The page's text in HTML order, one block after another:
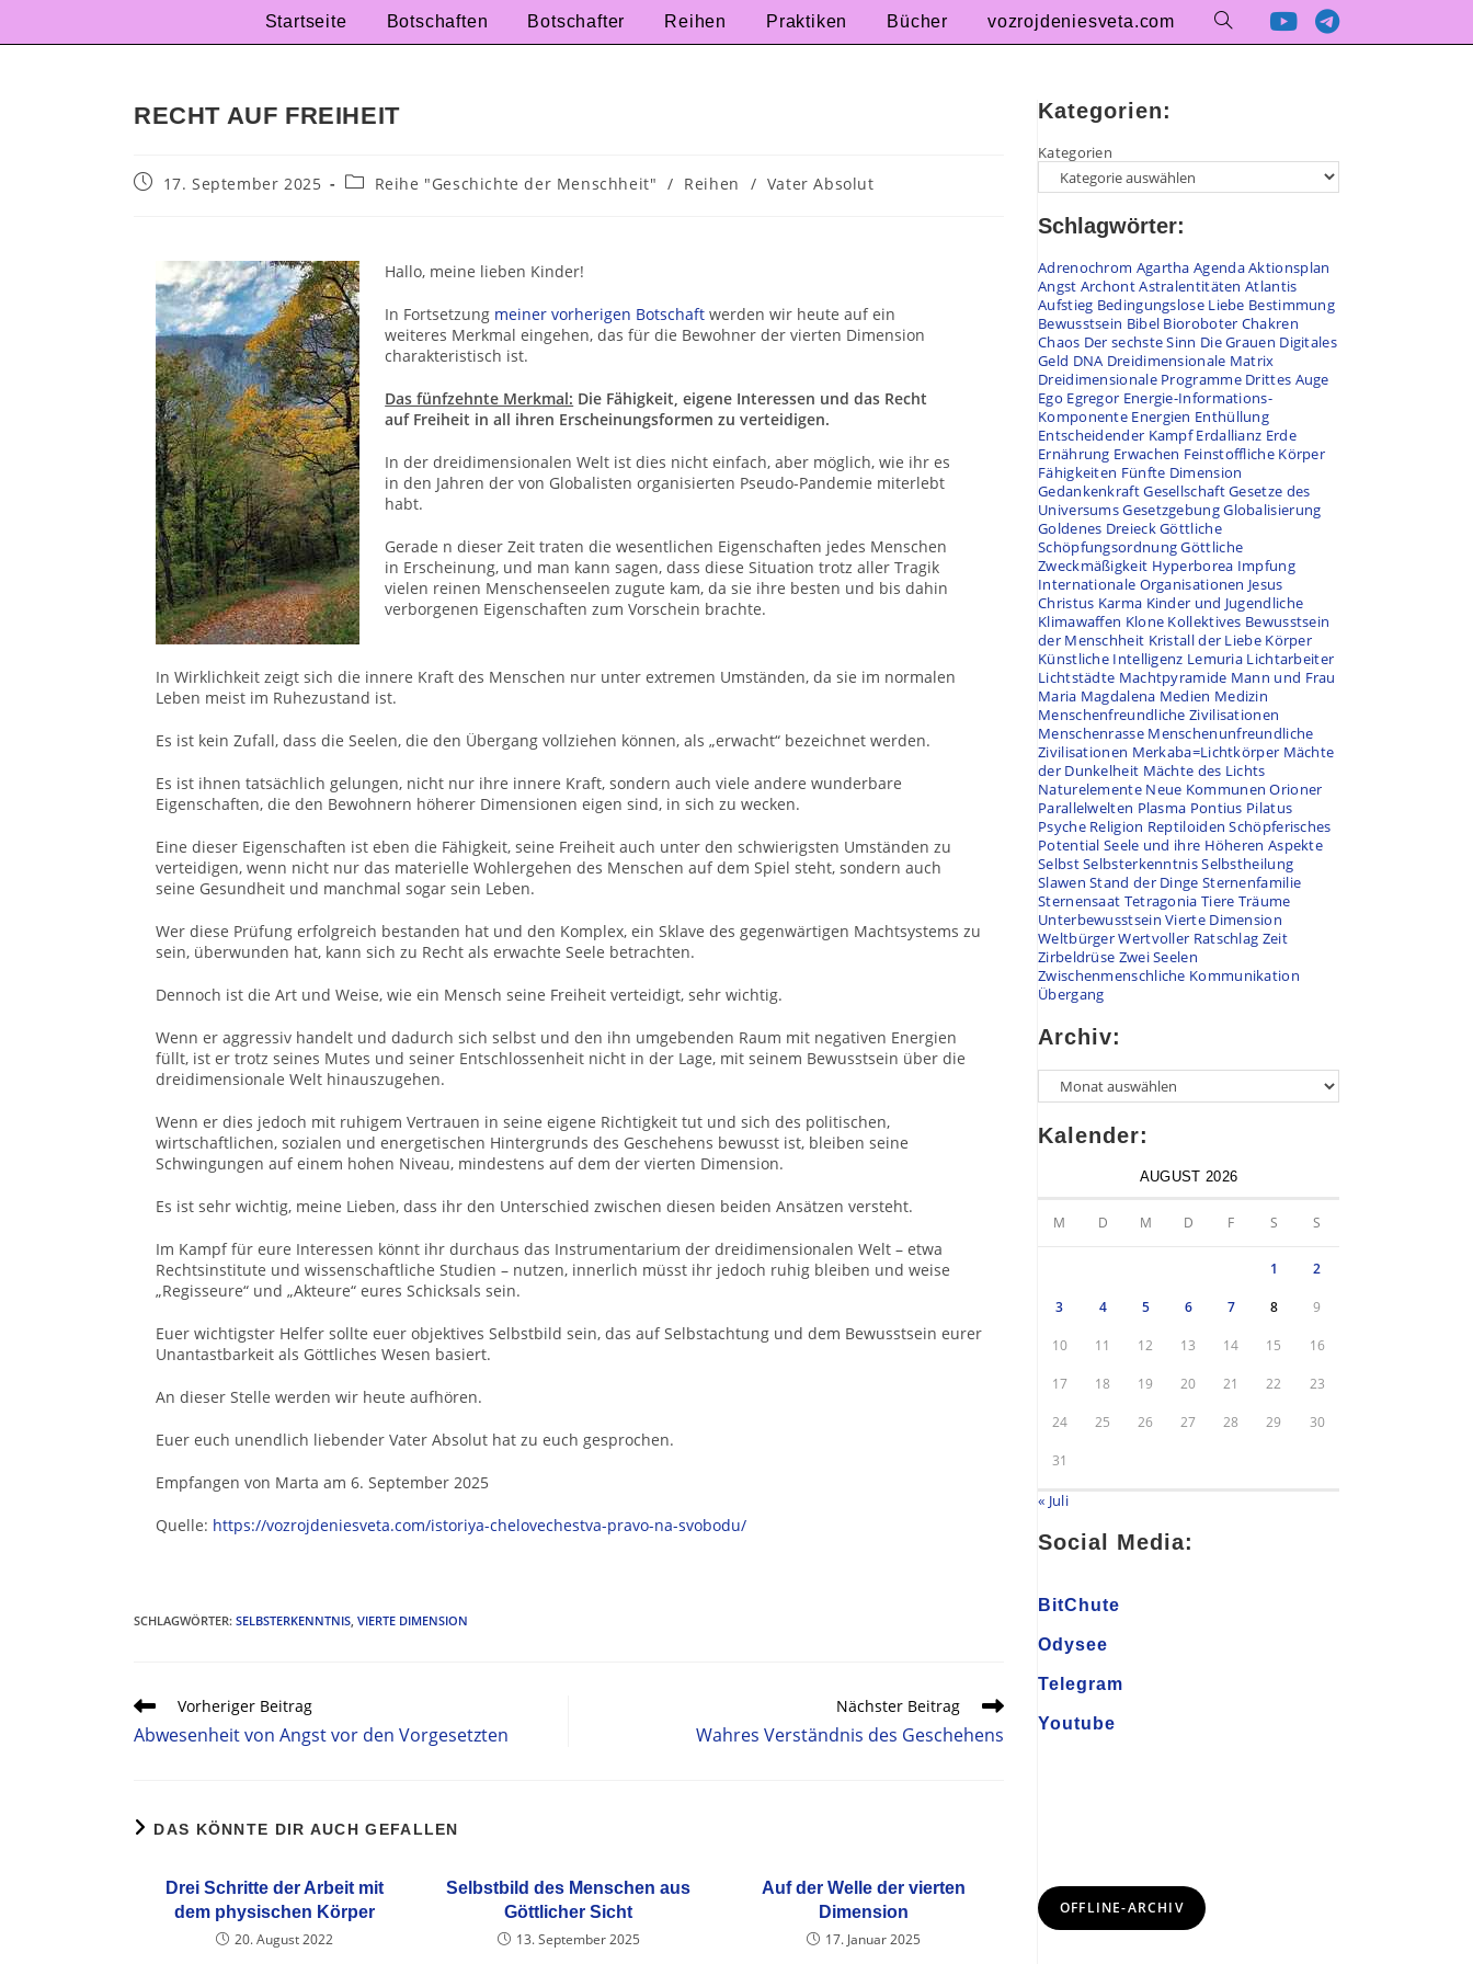
Startseite Botschaften Botschafter Reihen Praktiken Bücher vozrojdeniesveta.com
RECHT AUF FREIHEIT
17. September 2025 Reihe "Geschichte der Menschheit" / Reihen / Vater Absolut
Hallo, meine lieben Kinder!
In Fortsetzung meiner vorherigen Botschaft werden wir heute auf ein
weiteres Merkmal eingehen, das für die Bewohner der vierten Dimension
charakteristisch ist.
Das fünfzehnte Merkmal: Die Fähigkeit, eigene Interessen und das Recht
auf Freiheit in all ihren Erscheinungsformen zu verteidigen.
In der dreidimensionalen Welt ist dies nicht einfach, aber möglich, wie ihr es
in den Jahren der von Globalisten organisierten Pseudo-Pandemie miterlebt
habt.
Gerade n dieser Zeit traten die wesentlichen Eigenschaften jedes Menschen
in Erscheinung, und man kann sagen, dass diese Situation trotz aller Tragik
vielen reinen Menschenseelen zugute kam, da sie ihre besten und bis dahin
verborgenen Eigenschaften zum Vorschein brachte.
In Wirklichkeit zeigt sich die innere Kraft des Menschen nur unter extremen Umständen, da sie im normalen
Leben meist im Ruhezustand ist.
Es ist kein Zufall, dass die Seelen, die den Übergang vollziehen können, als „erwacht“ bezeichnet werden.
Es ist ihnen tatsächlich gelungen, nicht nur ihre innere Kraft, sondern auch viele andere wunderbare
Eigenschaften, die den Bewohnern höherer Dimensionen eigen sind, in sich zu wecken.
Eine dieser Eigenschaften ist eben die Fähigkeit, seine Freiheit auch unter den schwierigsten Umständen zu
verteidigen, wenn nicht nur das materielle Wohlergehen des Menschen auf dem Spiel steht, sondern auch
seine Gesundheit und manchmal sogar sein Leben.
Wer diese Prüfung erfolgreich bestanden hat und den Komplex, ein Sklave des gegenwärtigen Machtsystems zu
sein, überwunden hat, kann sich zu Recht als erwachte Seele betrachten.
Dennoch ist die Art und Weise, wie ein Mensch seine Freiheit verteidigt, sehr wichtig.
Wenn er aggressiv handelt und dadurch sich selbst und den ihn umgebenden Raum mit negativen Energien
füllt, ist er trotz seines Mutes und seiner Entschlossenheit nicht in der Lage, mit seinem Bewusstsein über die
dreidimensionale Welt hinauszugehen.
Wenn er dies jedoch mit ruhigem Vertrauen in seine eigene Richtigkeit tut und sich des politischen,
wirtschaftlichen, sozialen und energetischen Hintergrunds des Geschehens bewusst ist, bleiben seine
Schwingungen auf einem hohen Niveau, mindestens auf dem der vierten Dimension.
Es ist sehr wichtig, meine Lieben, dass ihr den Unterschied zwischen diesen beiden Ansätzen versteht.
Im Kampf für eure Interessen könnt ihr durchaus das Instrumentarium der dreidimensionalen Welt – etwa
Rechtsinstitute und wissenschaftliche Studien – nutzen, innerlich müsst ihr jedoch ruhig bleiben und weise
„Regisseure“ und „Akteure“ eures Schicksals sein.
Euer wichtigster Helfer sollte euer objektives Selbstbild sein, das auf Selbstachtung und dem Bewusstsein eurer
Unantastbarkeit als Göttliches Wesen basiert.
An dieser Stelle werden wir heute aufhören.
Euer euch unendlich liebender Vater Absolut hat zu euch gesprochen.
Empfangen von Marta am 6. September 2025
Quelle: https://vozrojdeniesveta.com/istoriya-chelovechestva-pravo-na-svobodu/
SCHLAGWÖRTER: SELBSTERKENNTNIS, VIERTE DIMENSION
Vorheriger Beitrag
Abwesenheit von Angst vor den Vorgesetzten
Nächster Beitrag
Wahres Verständnis des Geschehens
DAS KÖNNTE DIR AUCH GEFALLEN
Drei Schritte der Arbeit mit
dem physischen Körper
20. August 2022
Selbstbild des Menschen aus
Göttlicher Sicht
13. September 2025
Auf der Welle der vierten
Dimension
17. Januar 2025
Kategorien:
Kategorien
Schlagwörter:
Adrenochrom Agartha AgendaAktionsplan
Angst ArchontAstralentitäten Atlantis
Aufstieg Bedingungslose Liebe Bestimmung
Bewusstsein Bibel Bioroboter Chakren
Chaos Der sechste Sinn Die Grauen Digitales
Geld DNA Dreidimensionale Matrix
Dreidimensionale Programme Drittes Auge
Ego Egregor Energie-Informations-
Komponente Energien Enthüllung
Entscheidender Kampf Erdallianz Erde
Ernährung Erwachen Feinstoffliche Körper
Fähigkeiten Fünfte Dimension
GedankenkraftGesellschaftGesetze des
UniversumsGesetzgebungGlobalisierung
Goldenes DreieckGöttliche
SchöpfungsordnungGöttliche
Zweckmäßigkeit Hyperborea Impfung
Internationale Organisationen Jesus
Christus Karma Kinder und Jugendliche
Klimawaffen Klone Kollektives Bewusstsein
der Menschheit Kristall der Liebe Körper
Künstliche Intelligenz Lemuria Lichtarbeiter
Lichtstädte Machtpyramide Mann und Frau
Maria Magdalena Medien Medizin
Menschenfreundliche Zivilisationen
Menschenrasse Menschenunfreundliche
Zivilisationen Merkaba=Lichtkörper Mächte
der Dunkelheit Mächte des Lichts
Naturelemente Neue Kommunen Orioner
Parallelwelten Plasma Pontius Pilatus
Psyche Religion Reptiloiden Schöpferisches
Potential Seele und ihre Höheren Aspekte
SelbstSelbsterkenntnisSelbstheilung
Slawen Stand der Dinge Sternenfamilie
Sternensaat Tetragonia Tiere Träume
Unterbewusstsein Vierte Dimension
WeltbürgerWertvoller Ratschlag Zeit
Zirbeldrüse Zwei Seelen
Zwischenmenschliche Kommunikation
Übergang
Archiv:
Kalender:
AUGUST 2026
M D M D F S S
1 2
3 4 5 6 7 8 9
10 11 12 13 14 15 16
17 18 19 20 21 22 23
24 25 26 27 28 29 30
31
« Juli
Social Media:
BitChute
Odysee
Telegram
Youtube
OFFLINE-ARCHIV